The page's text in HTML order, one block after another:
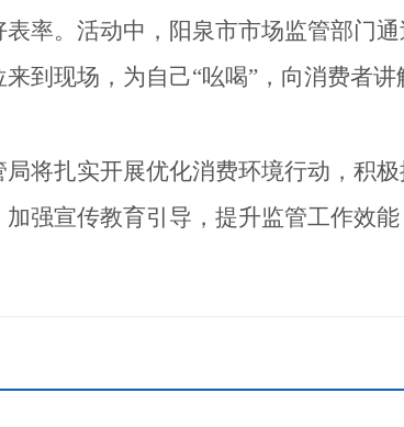
率。活动中，阳泉市市场监管部门通
到现场，为自己“吆喝”，向消费者
将扎实开展优化消费环境行动， 积
加强宣传教育引导，提升监管工作效